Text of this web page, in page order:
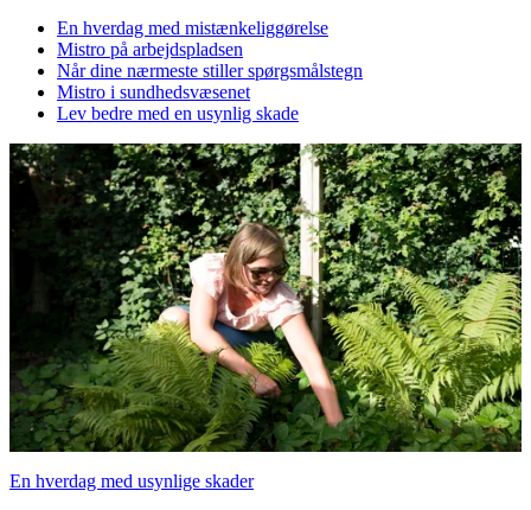
En hverdag med mistænkeliggørelse
Mistro på arbejdspladsen
Når dine nærmeste stiller spørgsmålstegn
Mistro i sundhedsvæsenet
Lev bedre med en usynlig skade
En hverdag med usynlige skader